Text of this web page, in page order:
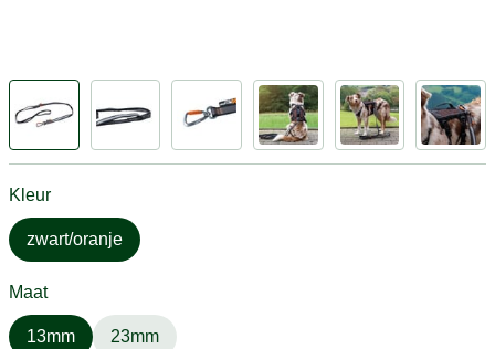
Kleur
zwart/oranje
Maat
13mm 23mm